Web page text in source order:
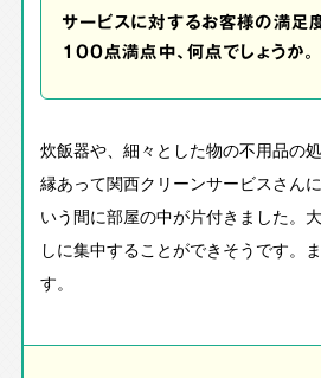
サービスに対するお客様の満足
100点満点中、何点でしょうか。
炊飯器や、細々とした物の不用品の
縁あって関西クリーンサービスさん
いう間に部屋の中が片付きました。
しに集中することができそうです。
す。